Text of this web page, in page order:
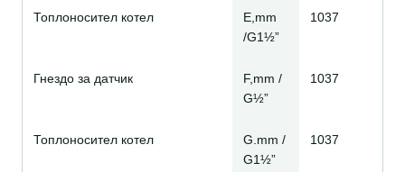
Топлоносител котел
E,mm
/G1½”
1037
Гнездо за датчик
F,mm /
G½”
1037
Топлоносител котел
G.mm /
G1½”
1037